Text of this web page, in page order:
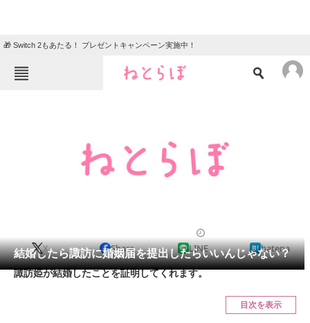
🎁 Switch 2もあたる！ プレゼントキャンペーン実施中！
クイズ
地域
会員記事
結婚したら諏訪に婚姻届を提出したらいいんじゃない？
X Share LINE hatena
諏訪姫が結婚したことを証明してくれます。
目次を表示